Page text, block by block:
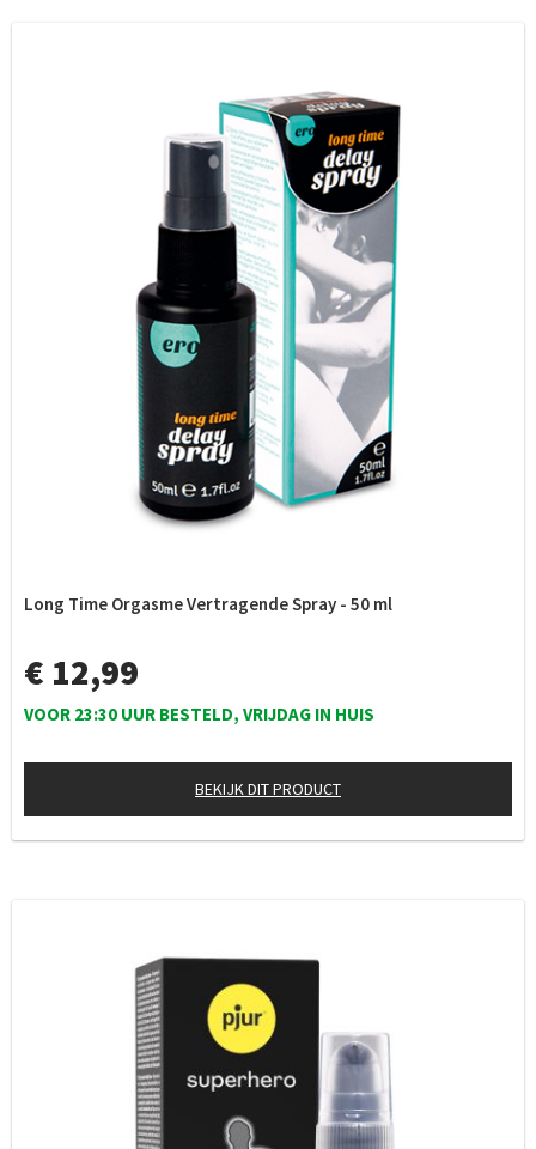
Long Time Orgasme Vertragende Spray - 50 ml
€ 12,99
VOOR 23:30 UUR BESTELD, VRIJDAG IN HUIS
BEKIJK DIT PRODUCT